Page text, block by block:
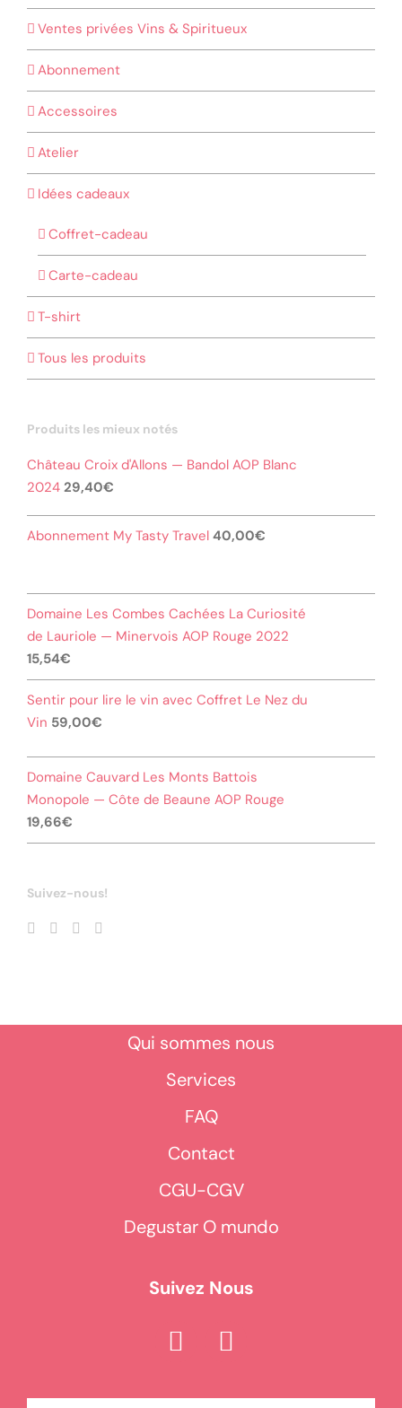
Ventes privées Vins & Spiritueux
Abonnement
Accessoires
Atelier
Idées cadeaux
Coffret-cadeau
Carte-cadeau
T-shirt
Tous les produits
Produits les mieux notés
Château Croix d'Allons — Bandol AOP Blanc
2024 29,40€
Abonnement My Tasty Travel 40,00€
Domaine Les Combes Cachées La Curiosité
de Lauriole — Minervois AOP Rouge 2022
15,54€
Sentir pour lire le vin avec Coffret Le Nez du
Vin 59,00€
Domaine Cauvard Les Monts Battois
Monopole — Côte de Beaune AOP Rouge
19,66€
Suivez-nous!
Qui sommes nous
Services
FAQ
Contact
CGU-CGV
Degustar O mundo
Suivez Nous